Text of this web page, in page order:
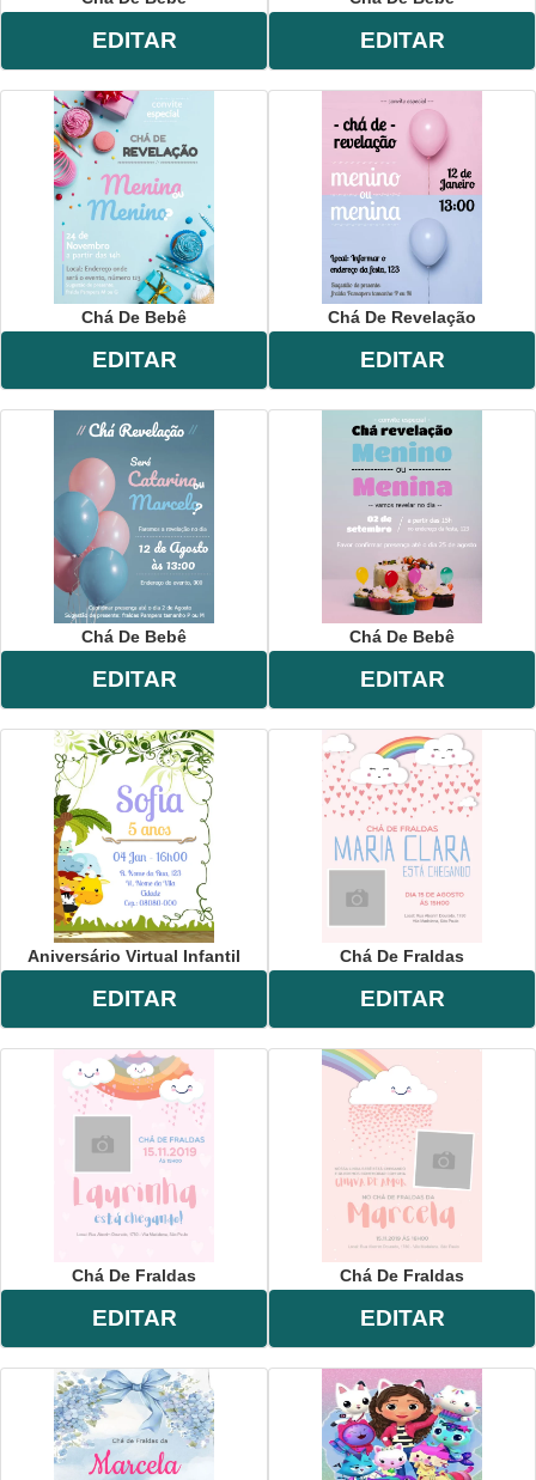
EDITAR EDITAR
Chá De Bebê
EDITAR
Chá De Revelação
EDITAR
Chá De Bebê
EDITAR
Chá De Bebê
EDITAR
Aniversário Virtual Infantil
EDITAR
Chá De Fraldas
EDITAR
Chá De Fraldas
EDITAR
Chá De Fraldas
EDITAR